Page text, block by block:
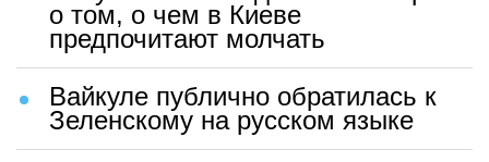
о том, о чем в Киеве
предпочитают молчать
Вайкуле публично обратилась к
Зеленскому на русском языке